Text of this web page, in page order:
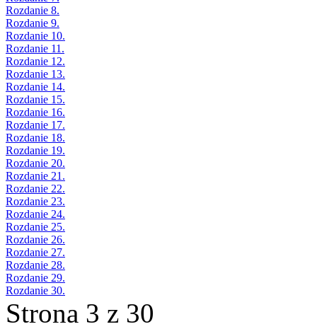
Rozdanie 8.
Rozdanie 9.
Rozdanie 10.
Rozdanie 11.
Rozdanie 12.
Rozdanie 13.
Rozdanie 14.
Rozdanie 15.
Rozdanie 16.
Rozdanie 17.
Rozdanie 18.
Rozdanie 19.
Rozdanie 20.
Rozdanie 21.
Rozdanie 22.
Rozdanie 23.
Rozdanie 24.
Rozdanie 25.
Rozdanie 26.
Rozdanie 27.
Rozdanie 28.
Rozdanie 29.
Rozdanie 30.
Strona 3 z 30